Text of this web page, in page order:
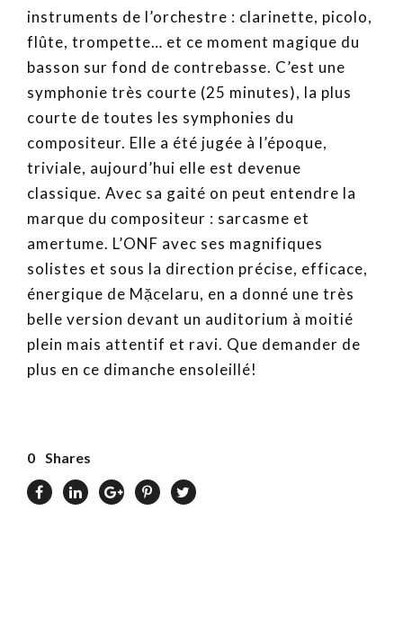
instruments de l’orchestre : clarinette, picolo,
flûte, trompette… et ce moment magique du
basson sur fond de contrebasse. C’est une
symphonie très courte (25 minutes), la plus
courte de toutes les symphonies du
compositeur. Elle a été jugée à l’époque,
triviale, aujourd’hui elle est devenue
classique. Avec sa gaité on peut entendre la
marque du compositeur : sarcasme et
amertume. L’ONF avec ses magnifiques
solistes et sous la direction précise, efficace,
énergique de Mặcelaru, en a donné une très
belle version devant un auditorium à moitié
plein mais attentif et ravi. Que demander de
plus en ce dimanche ensoleillé!
0 Shares